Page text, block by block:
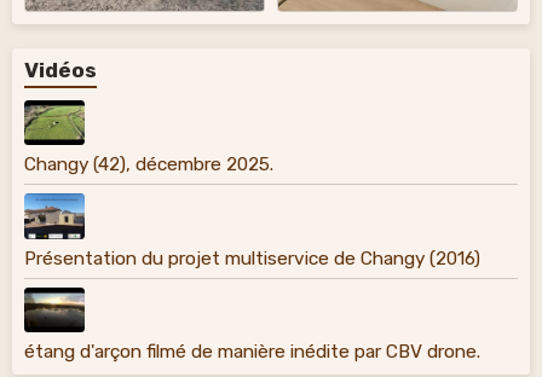
Vidéos
Changy (42), décembre 2025.
Présentation du projet multiservice de Changy (2016)
étang d'arçon filmé de manière inédite par CBV drone.